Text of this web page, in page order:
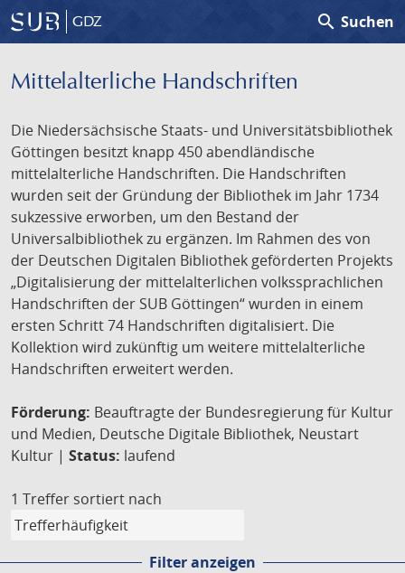
GDZ search Suchen
Mittelalterliche Handschriften
Die Niedersächsische Staats- und Universitätsbibliothek
Göttingen besitzt knapp 450 abendländische
mittelalterliche Handschriften. Die Handschriften
wurden seit der Gründung der Bibliothek im Jahr 1734
sukzessive erworben, um den Bestand der
Universalbibliothek zu ergänzen. Im Rahmen des von
der Deutschen Digitalen Bibliothek geförderten Projekts
„Digitalisierung der mittelalterlichen volkssprachlichen
Handschriften der SUB Göttingen“ wurden in einem
ersten Schritt 74 Handschriften digitalisiert. Die
Kollektion wird zukünftig um weitere mittelalterliche
Handschriften erweitert werden.
Förderung: Beauftragte der Bundesregierung für Kultur
und Medien, Deutsche Digitale Bibliothek, Neustart
Kultur | Status: laufend
1 Treffer sortiert nach
Filter anzeigen